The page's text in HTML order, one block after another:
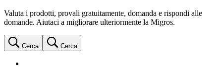
Valuta i prodotti, provali gratuitamente, domanda e rispondi alle
domande. Aiutaci a migliorare ulteriormente la Migros.
Cerca Cerca